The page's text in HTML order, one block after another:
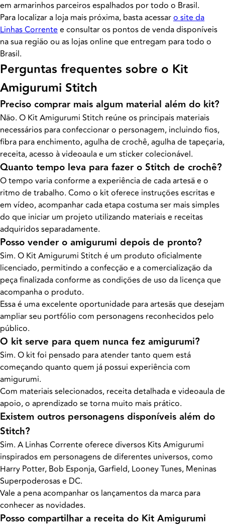
em armarinhos parceiros espalhados por todo o Brasil.
Para localizar a loja mais próxima, basta acessaro site da
Linhas Correntee consultar os pontos de venda disponíveis
na sua região ou as lojas online que entregam para todo o
Brasil.
Perguntas frequentes sobre o Kit
Amigurumi Stitch
Preciso comprar mais algum material além do kit?
Não. O Kit Amigurumi Stitch reúne os principais materiais
necessários para confeccionar o personagem, incluindo fios,
fibra para enchimento, agulha de crochê, agulha de tapeçaria,
receita, acesso à videoaula e um sticker colecionável.
Quanto tempo leva para fazer o Stitch de crochê?
O tempo varia conforme a experiência de cada artesã e o
ritmo de trabalho. Como o kit oferece instruções escritas e
em vídeo, acompanhar cada etapa costuma ser mais simples
do que iniciar um projeto utilizando materiais e receitas
adquiridos separadamente.
Posso vender o amigurumi depois de pronto?
Sim. O Kit Amigurumi Stitch é um produto oficialmente
licenciado, permitindo a confecção e a comercialização da
peça finalizada conforme as condições de uso da licença que
acompanha o produto.
Essa é uma excelente oportunidade para artesãs que desejam
ampliar seu portfólio com personagens reconhecidos pelo
público.
O kit serve para quem nunca fez amigurumi?
Sim. O kit foi pensado para atender tanto quem está
começando quanto quem já possui experiência com
amigurumi.
Com materiais selecionados, receita detalhada e videoaula de
apoio, o aprendizado se torna muito mais prático.
Existem outros personagens disponíveis além do
Stitch?
Sim. A Linhas Corrente oferece diversos Kits Amigurumi
inspirados em personagens de diferentes universos, como
Harry Potter, Bob Esponja, Garfield, Looney Tunes, Meninas
Superpoderosas e DC.
Vale a pena acompanhar os lançamentos da marca para
conhecer as novidades.
Posso compartilhar a receita do Kit Amigurumi